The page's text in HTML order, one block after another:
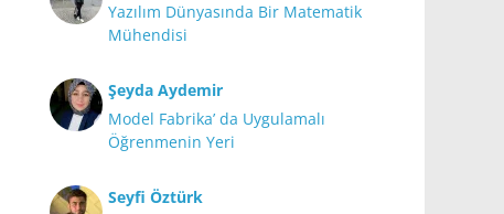
Yazılım Dünyasında Bir Matematik
Mühendisi
Şeyda Aydemir
Model Fabrika’ da Uygulamalı
Öğrenmenin Yeri
Seyfi Öztürk